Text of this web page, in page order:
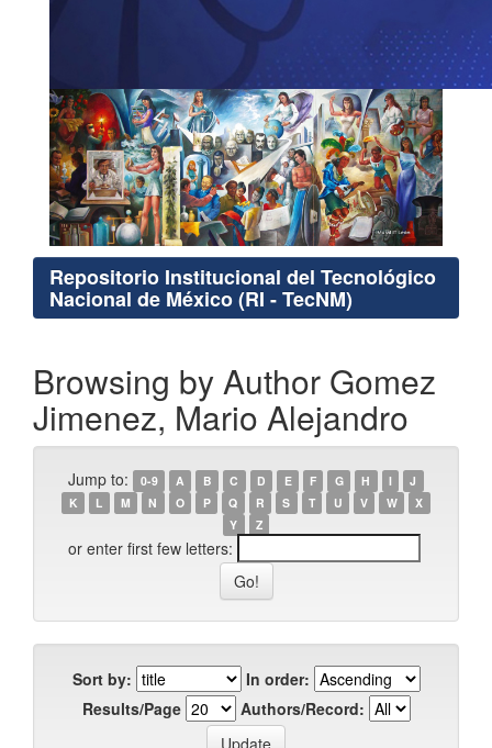
Repositorio Institucional del Tecnológico
Nacional de México (RI - TecNM)
Browsing by Author Gomez
Jimenez, Mario Alejandro
Jump to: 0-9 A B C D E F G H I
J
K
L M N O P Q R S T U V W
X
Y
Z
or enter first few letters:
Sort by:
In order:
Results/Page
Authors/Record: